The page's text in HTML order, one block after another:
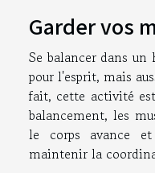
Garder vos
Se balancer dans
pour l'esprit, mais
fait, cette activité
balancement, les
le corps avance
maintenir la